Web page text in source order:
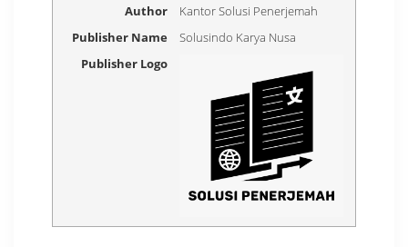
Author
Kantor Solusi Penerjemah
Publisher Name
Solusindo Karya Nusa
Publisher Logo